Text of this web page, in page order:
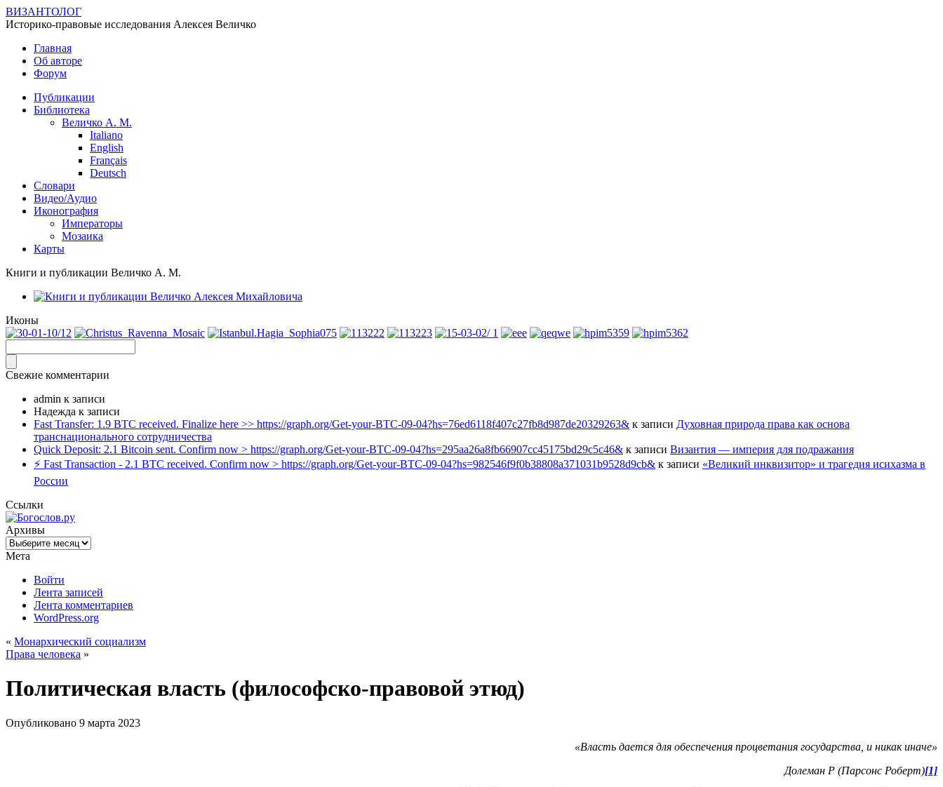
ВИЗАНТОЛОГ
Историко-правовые исследования Алексея Величко
Главная
Об авторе
Форум
Публикации
Библиотека
Величко А. М.
Italiano
English
Français
Deutsch
Словари
Видео/Аудио
Иконография
Императоры
Мозаика
Карты
Книги и публикации Величко А. М.
Иконы
Свежие комментарии
admin к записи
Надежда к записи
Fast Transfer: 1.9 BTC received. Finalize here >> https://graph.org/Get-your-BTC-09-04?hs=76ed6118f407c27fb8d987de20329263& к записи Духовная природа права как основа
транснационального сотрудничества
Quick Deposit: 2.1 Bitcoin sent. Confirm now > https://graph.org/Get-your-BTC-09-04?hs=295aa26a8fb66907cc45175bd29c5c46& к записи Византия — империя для подражания
⚡ Fast Transaction - 2.1 BTC received. Confirm now > https://graph.org/Get-your-BTC-09-04?hs=982546f9f0b38808a371031b9528d9cb& к записи «Великий инквизитор» и трагедия исихазма в
России
Ссылки
Архивы
Архивы
Мета
Войти
Лента записей
Лента комментариев
WordPress.org
« Монархический социализм
Права человека »
Политическая власть (философско-правовой этюд)
Опубликовано 9 марта 2023
«Власть дается для обеспечения процветания государства, и никак иначе»
Долеман Р (Парсонс Роберт)[1]